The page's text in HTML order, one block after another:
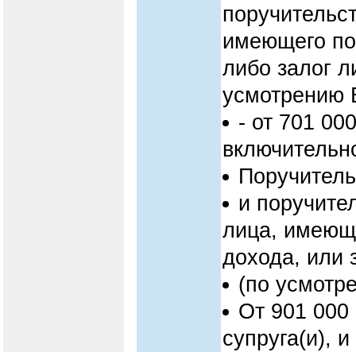
имеющего
либо залог
усмотрению
- от 701
и
лица,
дохода, или
(по
От 901 000
супруга(и),